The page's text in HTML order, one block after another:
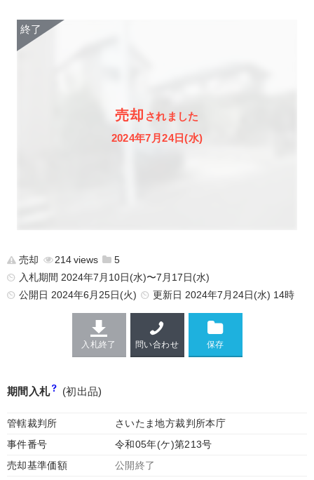
売却 されました
2024年7月24日(水)
売却 214
5
入札期間 2024年7月10日(水)〜7月17日(水)
公開日 2024年6月25日(火) 更新日 2024年7月24日(水) 14時
入札終了 問い合わせ
期間入札 (初出品)
管轄裁判所
さいたま地方裁判所本庁
事件番号
令和05年(ケ)第213号
売却基準価額
公開終了